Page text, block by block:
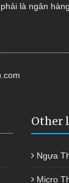
là ngân
Other
Ngựa
Micro